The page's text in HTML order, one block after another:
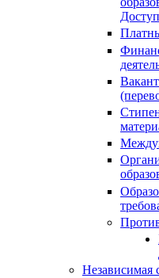
Независимая